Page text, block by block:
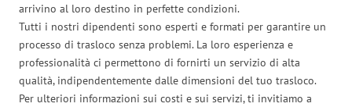
arrivino al loro destino in perfette condizioni.
Tutti i nostri dipendenti sono esperti e formati per garantire un
processo di trasloco senza problemi. La loro esperienza e
professionalità ci permettono di fornirti un servizio di alta
qualità, indipendentemente dalle dimensioni del tuo trasloco.
Per ulteriori informazioni sui costi e sui servizi, ti invitiamo a